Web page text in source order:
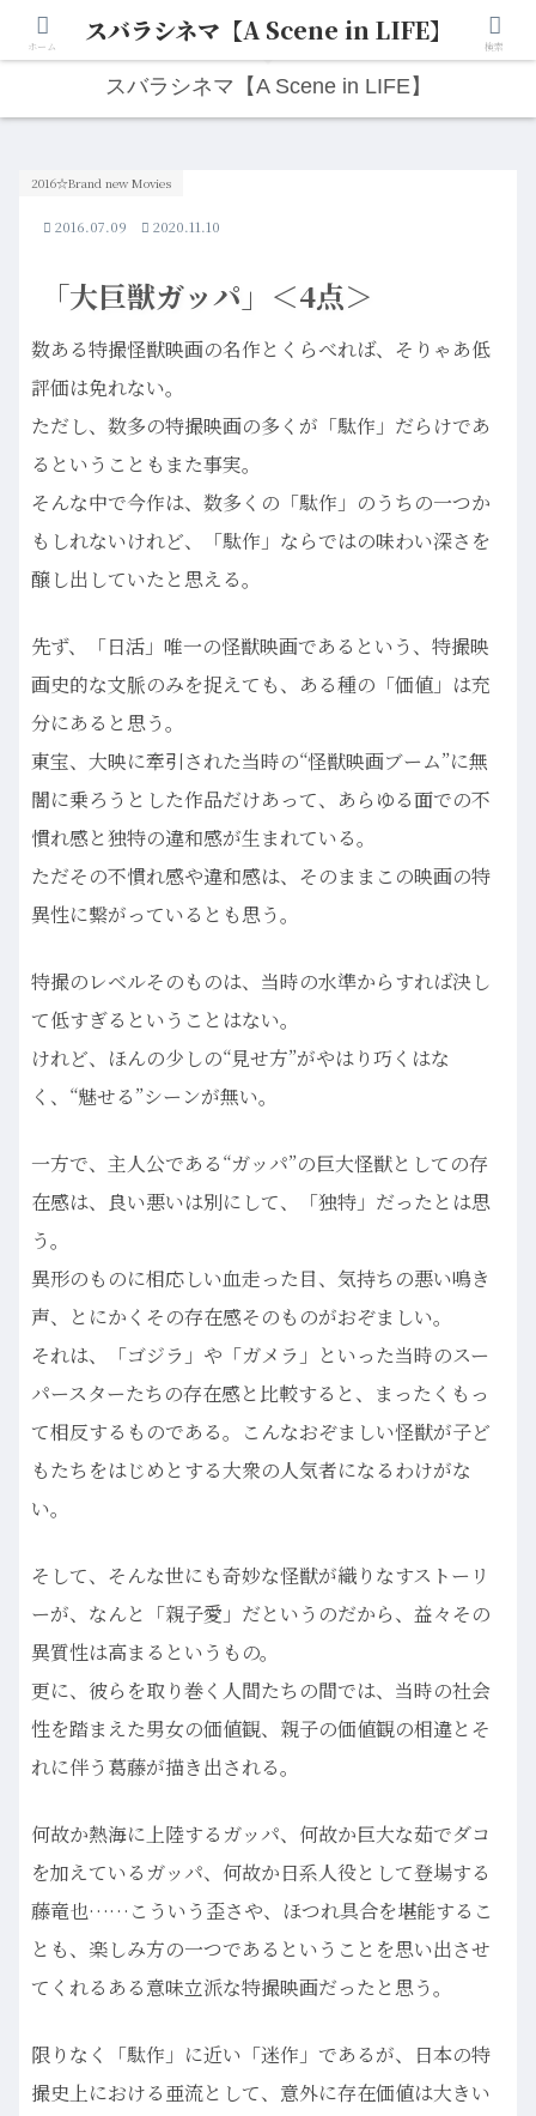
人生は“ひとりごと”から始まる。映画と写真と日々のこと。
スバラシネマ【A Scene in LIFE】
「大巨獣ガッパ」＜4点＞
2016☆Brand new Movies
2016.07.09 2020.11.10
数ある特撮怪獣映画の名作とくらべれば、そりゃあ低
評価は免れない。
ただし、数多の特撮映画の多くが「駄作」だらけであ
るということもまた事実。
そんな中で今作は、数多くの「駄作」のうちの一つか
もしれないけれど、「駄作」ならではの味わい深さを
醸し出していたと思える。
先ず、「日活」唯一の怪獣映画であるという、特撮映
画史的な文脈のみを捉えても、ある種の「価値」は充
分にあると思う。
東宝、大映に牽引された当時の“怪獣映画ブーム”に無
闇に乗ろうとした作品だけあって、あらゆる面での不
慣れ感と独特の違和感が生まれている。
ただその不慣れ感や違和感は、そのままこの映画の特
異性に繋がっているとも思う。
特撮のレベルそのものは、当時の水準からすれば決し
て低すぎるということはない。
けれど、ほんの少しの“見せ方”がやはり巧くはな
く、“魅せる”シーンが無い。
一方で、主人公である“ガッパ”の巨大怪獣としての存
在感は、良い悪いは別にして、「独特」だったとは思
う。
異形のものに相応しい血走った目、気持ちの悪い鳴き
声、とにかくその存在感そのものがおぞましい。
それは、「ゴジラ」や「ガメラ」といった当時のスー
パースターたちの存在感と比較すると、まったくもっ
て相反するものである。こんなおぞましい怪獣が子ど
もたちをはじめとする大衆の人気者になるわけがな
い。
そして、そんな世にも奇妙な怪獣が織りなすストーリ
ーが、なんと「親子愛」だというのだから、益々その
異質性は高まるというもの。
更に、彼らを取り巻く人間たちの間では、当時の社会
性を踏まえた男女の価値観、親子の価値観の相違とそ
れに伴う葛藤が描き出される。
何故か熱海に上陸するガッパ、何故か巨大な茹でダコ
を加えているガッパ、何故か日系人役として登場する
藤竜也……こういう歪さや、ほつれ具合を堪能するこ
とも、楽しみ方の一つであるということを思い出させ
てくれるある意味立派な特撮映画だったと思う。
限りなく「駄作」に近い「迷作」であるが、日本の特
撮史上における亜流として、意外に存在価値は大きい
ホーム スバラシネマ【A Scene in LIFE】 検索